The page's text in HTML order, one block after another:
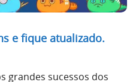
e fique atualizado.
grandes sucessos dos